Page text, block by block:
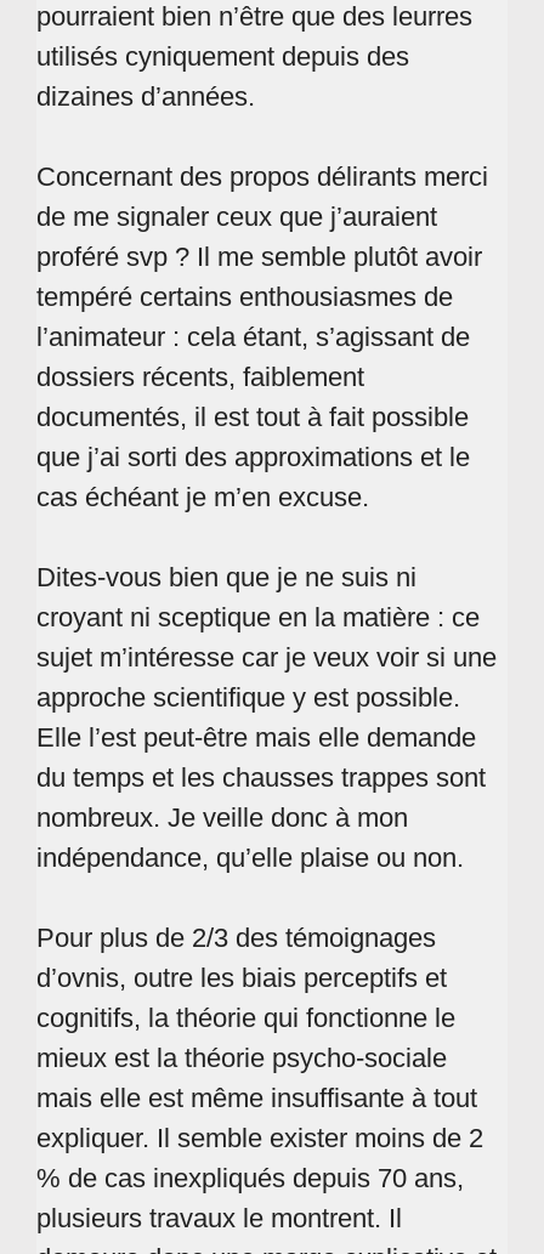
pourraient bien n’être que des leurres
utilisés cyniquement depuis des
dizaines d’années.
Concernant des propos délirants merci
de me signaler ceux que j’auraient
proféré svp ? Il me semble plutôt avoir
tempéré certains enthousiasmes de
l’animateur : cela étant, s’agissant de
dossiers récents, faiblement
documentés, il est tout à fait possible
que j’ai sorti des approximations et le
cas échéant je m’en excuse.
Dites-vous bien que je ne suis ni
croyant ni sceptique en la matière : ce
sujet m’intéresse car je veux voir si une
approche scientifique y est possible.
Elle l’est peut-être mais elle demande
du temps et les chausses trappes sont
nombreux. Je veille donc à mon
indépendance, qu’elle plaise ou non.
Pour plus de 2/3 des témoignages
d’ovnis, outre les biais perceptifs et
cognitifs, la théorie qui fonctionne le
mieux est la théorie psycho-sociale
mais elle est même insuffisante à tout
expliquer. Il semble exister moins de 2
% de cas inexpliqués depuis 70 ans,
plusieurs travaux le montrent. Il